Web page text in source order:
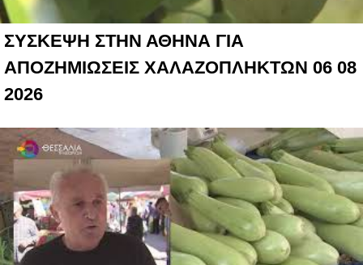
ΣΥΣΚΕΨΗ ΣΤΗΝ ΑΘΗΝΑ ΓΙΑ
ΑΠΟΖΗΜΙΩΣΕΙΣ ΧΑΛΑΖΟΠΛΗΚΤΩΝ 06 08
2026